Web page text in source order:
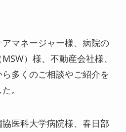
マネージャー様、病院の
）様、不動産会社様、
多くのご相談やご紹介を
。
医科大学病院様、春日部